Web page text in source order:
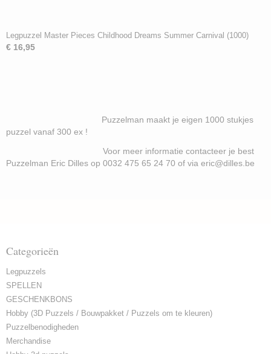
Legpuzzel Master Pieces Childhood Dreams Summer Carnival (1000)
€ 16,95
Puzzelman maakt je eigen 1000 stukjes
puzzel vanaf 300 ex !
Voor meer informatie contacteer je best
Puzzelman Eric Dilles op 0032 475 65 24 70 of via eric@dilles.be
Categorieën
Legpuzzels
SPELLEN
GESCHENKBONS
Hobby (3D Puzzels / Bouwpakket / Puzzels om te kleuren)
Puzzelbenodigheden
Merchandise